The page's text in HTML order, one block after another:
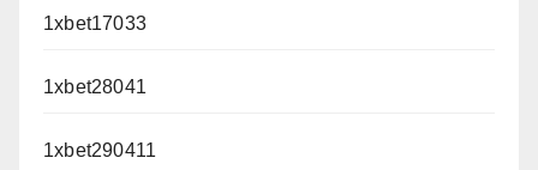
1xbet17033
1xbet28041
1xbet290411